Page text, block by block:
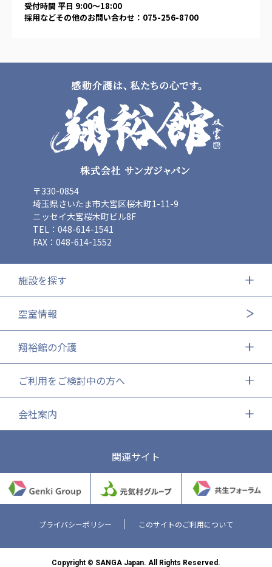
受付時間 平日 9:00〜18:00
採用などその他のお問い合わせ：075-256-8700
〒330-0854
埼玉県さいたま市大宮区桜木町1-11-9
ニッセイ大宮桜木町ビル8F
TEL：048-614-1541
FAX：048-614-1552
施設を探す
空室情報
翔裕館の介護
ご利用をご検討中の方へ
会社案内
関連サイト
プライバシーポリシー このサイトのご利用について
Copyright © SANGA Japan. All Rights Reserved.